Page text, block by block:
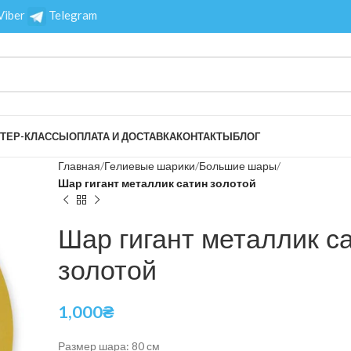
Telegram
КЛАССЫОПЛАТА И ДОСТАВКАКОНТАКТЫБЛОГ
Главная Гелиевые шарики Большие шары
Шар гигант металлик сатин золотой
Шар гигант металлик
золотой
1,000₴
Размер шара: 80 см